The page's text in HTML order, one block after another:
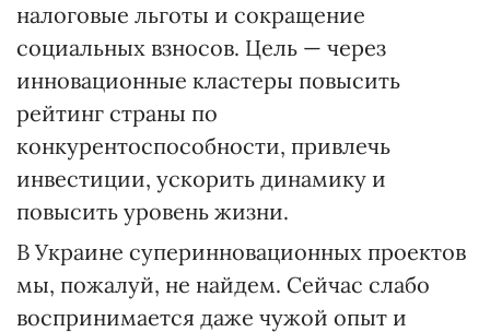
налоговые льготы и сокращение
социальных взносов. Цель — через
инновационные кластеры повысить
рейтинг страны по
конкурентоспособности, привлечь
инвестиции, ускорить динамику и
повысить уровень жизни.
В Украине суперинновационных проектов
мы, пожалуй, не найдем. Сейчас слабо
воспринимается даже чужой опыт и